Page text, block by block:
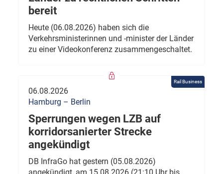
bereit
Heute (06.08.2026) haben sich die
Verkehrsministerinnen und -minister der Länder
zu einer Videokonferenz zusammengeschaltet.
Rail Business
06.08.2026
Hamburg – Berlin
Sperrungen wegen LZB auf
korridorsanierter Strecke
angekündigt
DB InfraGo hat gestern (05.08.2026)